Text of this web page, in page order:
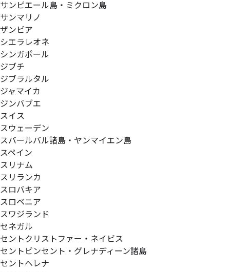
サンピエール島・ミクロン島
サンマリノ
ザンビア
シエラレオネ
シンガポール
ジブチ
ジブラルタル
ジャマイカ
ジンバブエ
スイス
スウェーデン
スバールバル諸島・ヤンマイエン島
スペイン
スリナム
スリランカ
スロバキア
スロベニア
スワジランド
セネガル
セントクリストファー・ネイビス
セントビンセント・グレナディーン諸島
セントヘレナ